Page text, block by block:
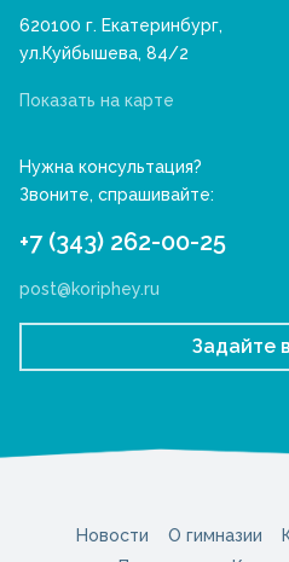
620100 г. Екатеринбург,
ул.Куйбышева, 84/2
Показать на карте
Нужна консультация?
Звоните, спрашивайте:
+7 (343) 262-00-25
post@koriphey.ru
Задайте
Новости О гимназии